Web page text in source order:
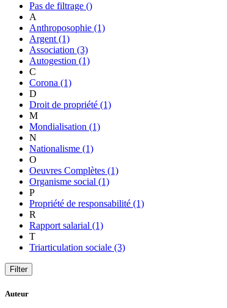
Pas de filtrage ()
A
Anthroposophie (1)
Argent (1)
Association (3)
Autogestion (1)
C
Corona (1)
D
Droit de propriété (1)
M
Mondialisation (1)
N
Nationalisme (1)
O
Oeuvres Complètes (1)
Organisme social (1)
P
Propriété de responsabilité (1)
R
Rapport salarial (1)
T
Triarticulation sociale (3)
Auteur